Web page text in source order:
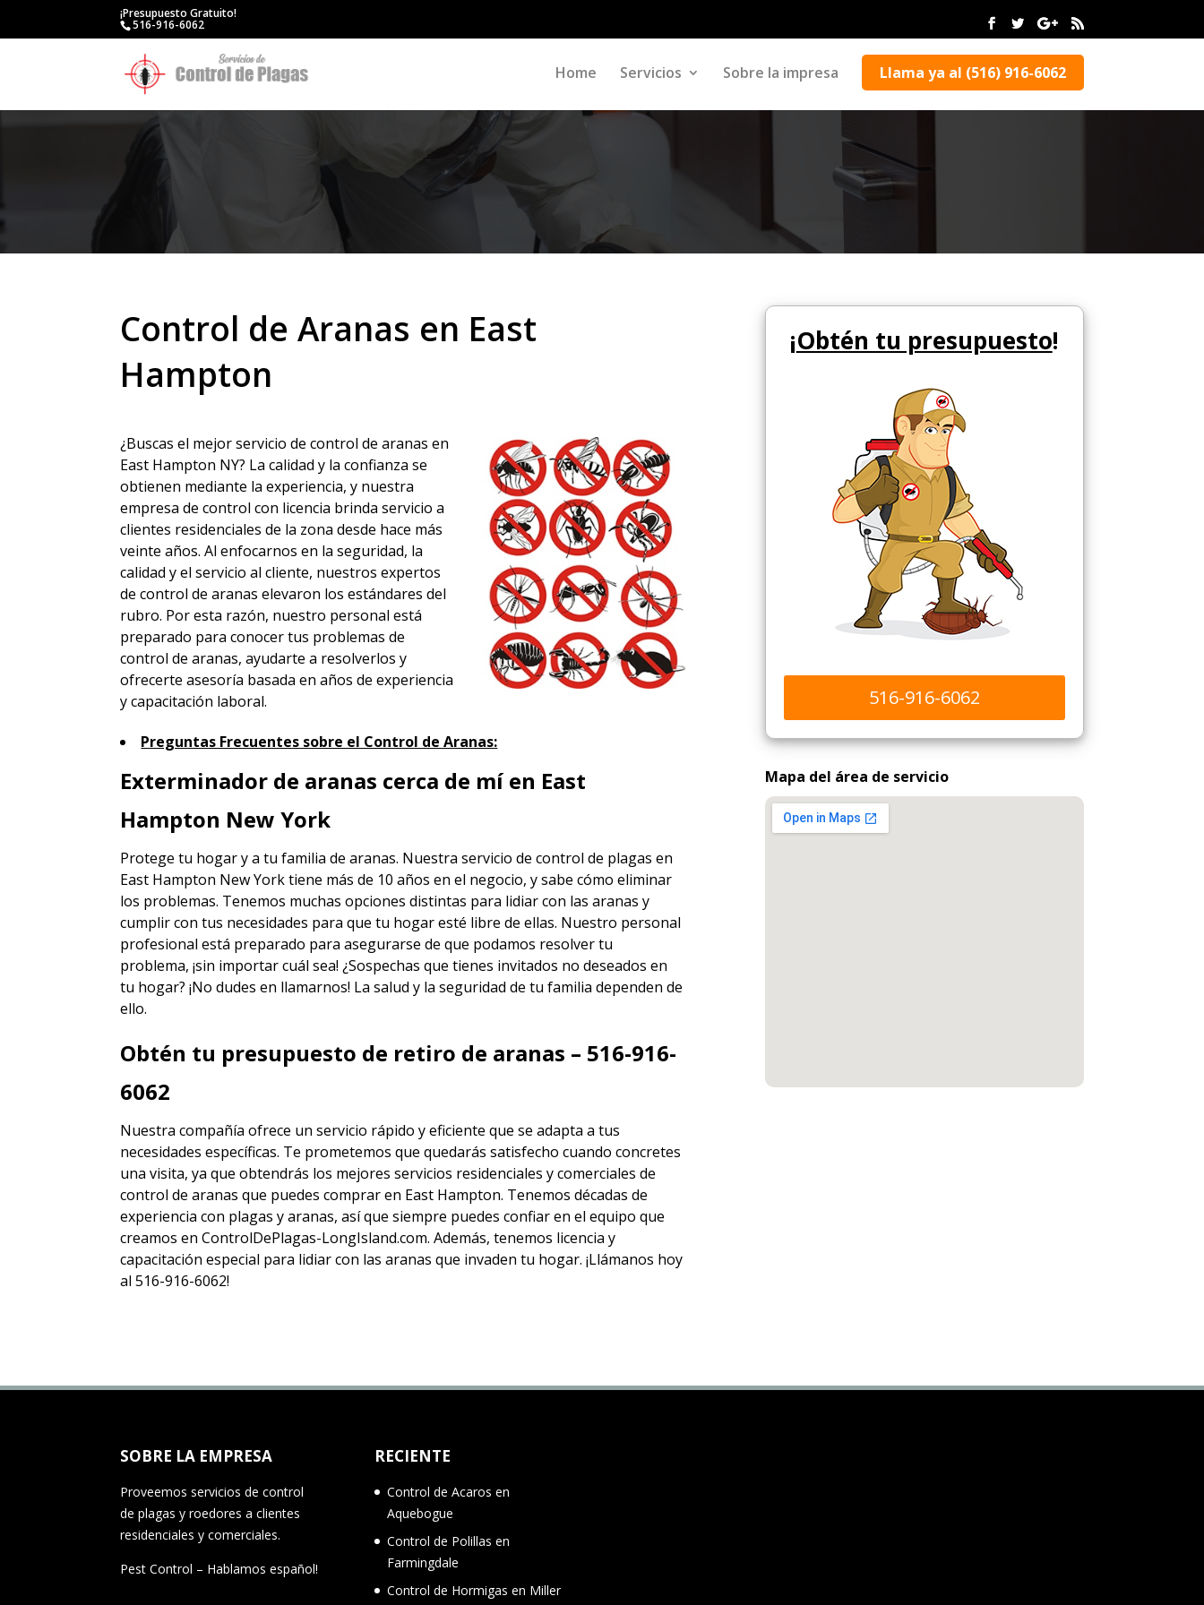
¡Presupuesto Gratuito!
516-916-6062
Home Servicios Sobre la impresa Llama ya al (516) 916-6062
Control de Aranas en East
Hampton
¿Buscas el mejor servicio de control de aranas en
East Hampton NY? La calidad y la confianza se
obtienen mediante la experiencia, y nuestra
empresa de control con licencia brinda servicio a
clientes residenciales de la zona desde hace más
veinte años. Al enfocarnos en la seguridad, la
calidad y el servicio al cliente, nuestros expertos
de control de aranas elevaron los estándares del
rubro. Por esta razón, nuestro personal está
preparado para conocer tus problemas de
control de aranas, ayudarte a resolverlos y
ofrecerte asesoría basada en años de experiencia
y capacitación laboral.
Preguntas Frecuentes sobre el Control de Aranas:
Exterminador de aranas cerca de mí en East
Hampton New York
Protege tu hogar y a tu familia de aranas. Nuestraservicio de control de plagas en
East Hampton New Yorktiene más de 10 años en el negocio, y sabe cómo eliminar
los problemas. Tenemos muchas opciones distintas para lidiar con las aranas y
cumplir con tus necesidades para que tu hogar esté libre de ellas. Nuestro personal
profesional está preparado para asegurarse de que podamos resolver tu
problema, ¡sin importar cuál sea! ¿Sospechas que tienes invitados no deseados en
tu hogar? ¡No dudes en llamarnos! La salud y la seguridad de tu familia dependen de
ello.
Obtén tu presupuesto de retiro de aranas – 516-916-
6062
Nuestra compañía ofrece un servicio rápido y eficiente que se adapta a tus
necesidades específicas. Te prometemos que quedarás satisfecho cuando concretes
una visita, ya que obtendrás los mejoresservicios residenciales y comerciales de
control de aranas que puedes comprar en East Hampton. Tenemos décadas de
experiencia con plagas y aranas, así que siempre puedesconfiar en el equipo que
creamos en ControlDePlagas-LongIsland.com. Además, tenemos licencia y
capacitación especial para lidiar con las aranas que invaden tu hogar. ¡Llámanos hoy
al 516-916-6062!
¡Obtén tu presupuesto!
516-916-6062
Mapa del área de servicio
SOBRE LA EMPRESA
Proveemos servicios de control
de plagas y roedores a clientes
residenciales y comerciales.
Pest Control – Hablamos español!
RECIENTE
Control de Acaros en
Aquebogue
Control de Polillas en
Farmingdale
Control de Hormigas en Miller